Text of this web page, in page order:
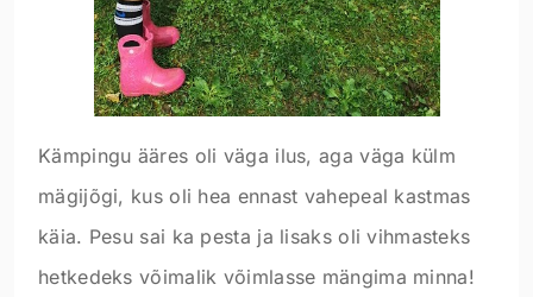
Kämpingu ääres oli väga ilus, aga väga külm
mägijõgi, kus oli hea ennast vahepeal kastmas
käia. Pesu sai ka pesta ja lisaks oli vihmasteks
hetkedeks võimalik võimlasse mängima minna!